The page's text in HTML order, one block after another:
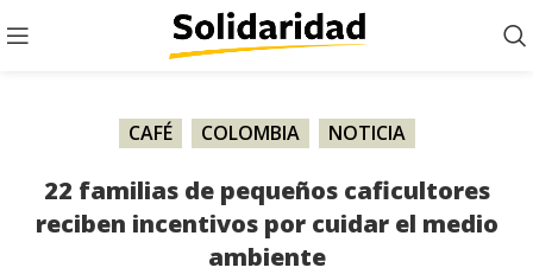
CAFÉ COLOMBIA NOTICIA
22 familias de pequeños caficultores
reciben incentivos por cuidar el medio
ambiente